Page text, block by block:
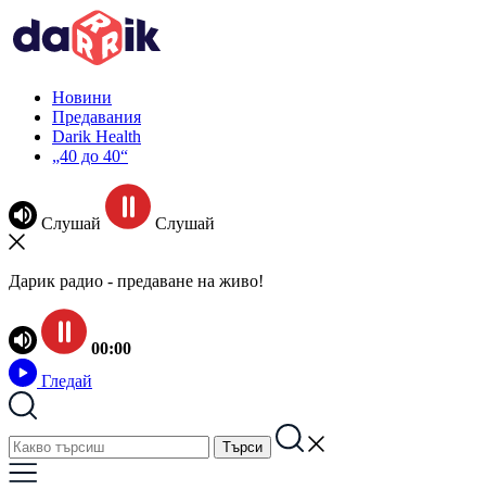
Новини
Предавания
Darik Health
„40 до 40“
Слушай Слушай
Дарик радио - предаване на живо!
00:00
Гледай